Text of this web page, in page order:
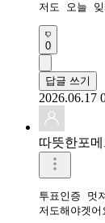
저도 오늘
0
답글 쓰기
2026.06.17
따뜻한포
투표인증 멋
저도해야겟어